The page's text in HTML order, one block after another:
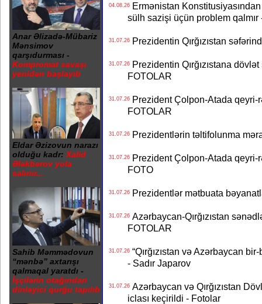
Anar Əlizadə-Mübariz
Mənsimov
qarşıdurması -
Kompromat savaşı
yenidən başlayıb
Eldar Əzizovun narazı
olduğu kadr: Xalid
Ələkbərov yola
salınır...
Sahib Məmmədovun
“mənbə” axtarışı
qalmaqal yaratdı -
İşçilərin otağından
dinləyici qurğu tapılıb
04.08.26Ermənistan Konstitusiyasından
sülh sazişi üçün problem qalmır
31.07.26Prezidentin Qırğızıstan
31.07.26Prezidentin Qırğızıstana dövlət
FOTOLAR
31.07.26Prezident Çolpon-Atada qeyri-
FOTOLAR
31.07.26Prezidentlərin təltifolunma
31.07.26Prezident Çolpon-Atada qeyri-
FOTO
31.07.26Prezidentlər mətbuata
31.07.26Azərbaycan-Qırğızıstan
FOTOLAR
31.07.26“Qırğızıstan və Azərbaycan
- Sadır Japarov
31.07.26Azərbaycan və Qırğızıstan
iclası keçirildi - Fotolar